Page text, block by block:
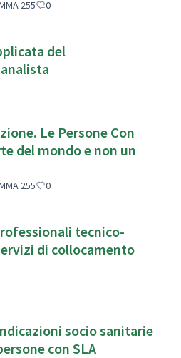
255 0
del
Le Persone Con
del mondo e non un
255 0
tecnico-
di collocamento
socio sanitarie
la tutela delle persone con SLA